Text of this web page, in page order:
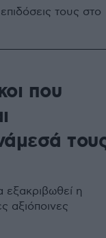
τους στο
που
εξακριβωθεί η
αξιόποινες